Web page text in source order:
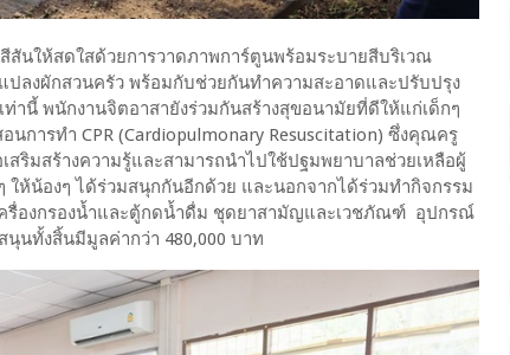
นให้สดใสด้วยการวาดภาพการ์ตูนพร้อมระบายสีบริเวณ
ปลงผักสวนครัว พร้อมกับช่วยกันทำความสะอาดและปรับปรุง
านี้ พนักงานจิตอาสายังร่วมกันสร้างสุขอนามัยที่ดีให้แก่เด็กๆ
การทำ CPR (Cardiopulmonary Resuscitation) ซึ่งคุณครู
สริมสร้างความรู้และสามารถนำไปใช้ปฐมพยาบาลช่วยเหลือผู้
ให้น้องๆ ได้ร่วมสนุกกันอีกด้วย และนอกจากได้ร่วมทำกิจกรรม
รื่องกรองน้ำและตู้กดน้ำดื่ม ชุดยาสามัญและเวชภัณฑ์ อุปกรณ์
นทั้งสิ้นมีมูลค่ากว่า 480,000 บาท